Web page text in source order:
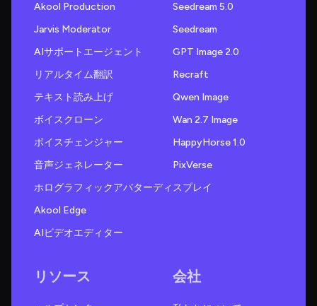
Akool Production
Jarvis Moderator
AIサポートエージェント
リアルタイム翻訳
テキスト読み上げ
ボイスクローン
ボイスチェンジャー
音声ジェネレーター
ホログラフィックアバターディスプレイ
Akool Edge
AIビデオエディター
Seedream 5.0
Seedream
GPT Image 2.0
Recraft
Qwen Image
Wan 2.7 Image
HappyHorse 1.0
PixVerse
リソース 会社